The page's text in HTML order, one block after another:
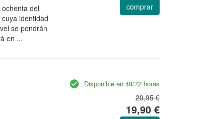
del
identidad
se pondrán
en ...
comprar
Disponible en 48/72 horas
20,95 €
19,90 €